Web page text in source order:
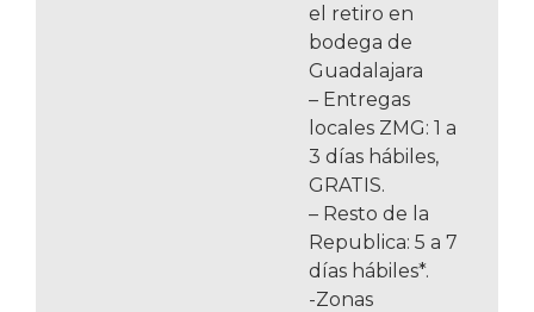
el retiro en
bodega de
Guadalajara
– Entregas
locales ZMG: 1 a
3 días hábiles,
GRATIS.
– Resto de la
Republica: 5 a 7
días hábiles*.
-Zonas